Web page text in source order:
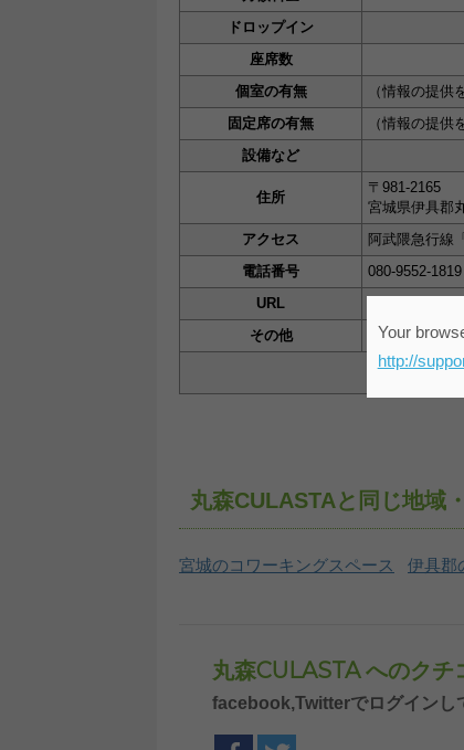
ドロップイン
座席数
個室の有無
（情報の提供
固定席の有無
（情報の提供
設備など
住所
〒981-2165
宮城県伊具郡
アクセス
阿武隈急行線
電話番号
080-9552-1819
URL
その他
丸森CULASTAと同じ地域
宮城のコワーキングスペース 伊具郡
丸森CULASTA へのクチ
facebook,Twitterでログインし
Your
http://